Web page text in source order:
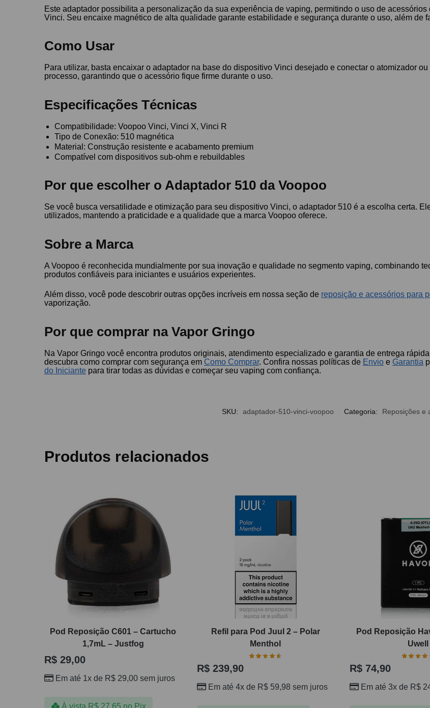
Este adaptador possibilita a personalização da sua experiência de vaping, permitindo o uso de
Vinci. Seu encaixe magnético de alta qualidade garante estabilidade e segurança durante o uso, além de
Como Usar
Para utilizar, basta encaixar o adaptador na base do dispositivo Vinci desejado e conectar o atomizador
processo, garantindo que o acessório fique firme durante o uso.
Especificações Técnicas
Compatibilidade: Voopoo Vinci, Vinci X, Vinci R
Tipo de Conexão: 510 magnética
Material: Construção resistente e acabamento premium
Compatível com dispositivos sub-ohm e rebuildables
Por que escolher o Adaptador 510 da Voopoo
Se você busca versatilidade e otimização para seu dispositivo Vinci, o adaptador 510 é a escolha certa.
utilizados, mantendo a praticidade e a qualidade que a marca Voopoo oferece.
Sobre a Marca
A Voopoo é reconhecida mundialmente por sua inovação e qualidade no segmento vaping, combinando
produtos confiáveis para iniciantes e usuários experientes.
Além disso, você pode descobrir outras opções incríveis em nossa seção de reposição e acessórios para
vaporização.
Por que comprar na Vapor Gringo
Na Vapor Gringo você encontra produtos originais, atendimento especializado e garantia de entrega
descubra como comprar com segurança em Como Comprar. Confira nossas políticas de Envio e Garantia
do Iniciante para tirar todas as dúvidas e começar seu vaping com confiança.
SKU: adaptador-510-vinci-voopoo Categoria: Reposições e
Produtos relacionados
Pod Reposição C601 – Cartucho
1,7mL – Justfog
R$ 29,00
Em até 1x de R$ 29,00 sem juros
À vista R$27,65 no Pix
Refil para Pod Juul 2 – Polar
Menthol
R$ 239,90
Em até 4x de R$ 59,98 sem juros
Pod Reposição
Uwell
R$74,90
Em até 3x de R$